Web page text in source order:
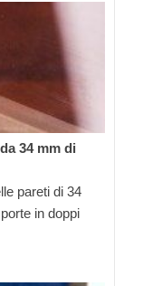
34 mm di
pareti di 34
in doppi